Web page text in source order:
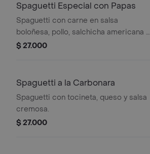
Spaguetti Especial con Papas
Spaguetti con carne en salsa
boloñesa, pollo, salchicha americana y
queso.
$ 27.000
Spaguetti a la Carbonara
Spaguetti con tocineta, queso y salsa
cremosa.
$ 27.000